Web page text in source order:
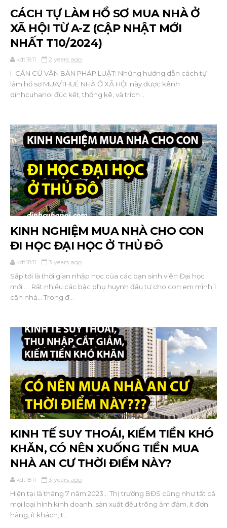
CÁCH TỰ LÀM HỒ SƠ MUA NHÀ Ở
XÃ HỘI TỪ A-Z (CẬP NHẬT MỚI
NHẤT T10/2024)
kdt1811 2 years ago
I. CĂN CỨ VĂN BẢN PHÁP LUẬT: Những hướng dẫn cách tự
làm hồ sơ MUA/THUÊ NHÀ Ở XÃ HỘI này được kênh
dinhcuhanoi đúc kết, thống kê, và trích ...
KINH NGHIỆM MUA NHÀ CHO CON
ĐI HỌC ĐẠI HỌC Ở THỦ ĐÔ
kdt1811 3 years ago
Sắp tới là thời gian nhập học của các bạn sinh viên Đại học
mới... . Rất nhiều các bậc phụ huynh đầu tư cho con em mình 1
căn nhà... Trong đ...
KINH TẾ SUY THOÁI, KIẾM TIỀN KHÓ
KHĂN, CÓ NÊN XUỐNG TIỀN MUA
NHÀ AN CƯ THỜI ĐIỂM NÀY?
kdt1811 3 years ago
Hiện tại là tháng 7 năm 2023... Thị trường BĐS cũng như tất cả
mọi loại hình kinh doanh, sản xuất đều trông ảm đảm, ít đơn
hàng, ít khách, t...